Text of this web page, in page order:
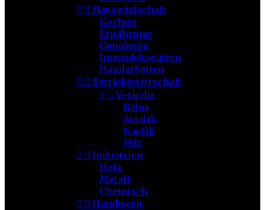
  Hauswirtschaft
Kochen
Ernährung
Oenologie
Innendekoration
Handarbeiten
  Betriebswirtschaft
  Verkehr
Bahn
Aviatik
Nautik
Mfz
  Industrien
Holz
Metall
Chemisch
  Handwerk